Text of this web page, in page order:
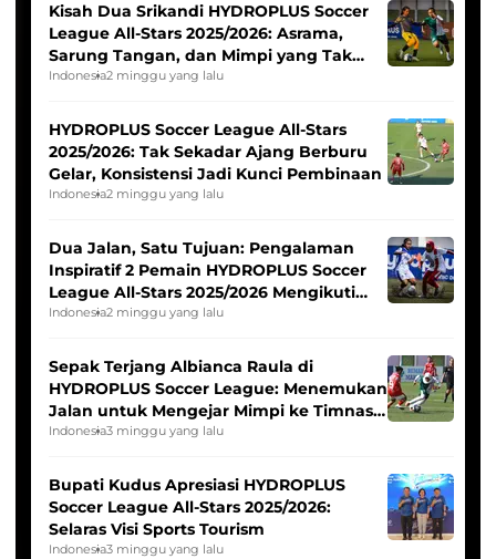
Kisah Dua Srikandi HYDROPLUS Soccer
League All-Stars 2025/2026: Asrama,
Sarung Tangan, dan Mimpi yang Tak
Pernah Padam
Indonesia2 minggu yang lalu
HYDROPLUS Soccer League All-Stars
2025/2026: Tak Sekadar Ajang Berburu
Gelar, Konsistensi Jadi Kunci Pembinaan
Indonesia2 minggu yang lalu
Dua Jalan, Satu Tujuan: Pengalaman
Inspiratif 2 Pemain HYDROPLUS Soccer
League All-Stars 2025/2026 Mengikuti
Seleksi Timnas Indonesia Putri
Indonesia2 minggu yang lalu
Sepak Terjang Albianca Raula di
HYDROPLUS Soccer League: Menemukan
Jalan untuk Mengejar Mimpi ke Timnas
Indonesia Putri
Indonesia3 minggu yang lalu
Bupati Kudus Apresiasi HYDROPLUS
Soccer League All-Stars 2025/2026:
Selaras Visi Sports Tourism
Indonesia3 minggu yang lalu